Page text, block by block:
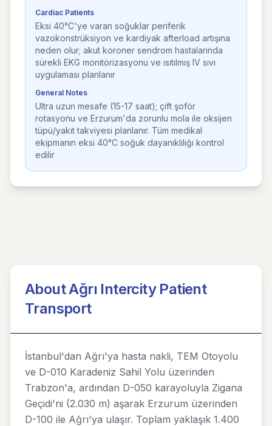
Cardiac Patients
Eksi 40°C'ye varan soğuklar periferik
vazokonstrüksiyon ve kardiyak afterload artışına
neden olur; akut koroner sendrom hastalarında
sürekli EKG monitörizasyonu ve ısıtılmış IV sıvı
uygulaması planlanır
General Notes
Ultra uzun mesafe (15-17 saat); çift şoför
rotasyonu ve Erzurum'da zorunlu mola ile oksijen
tüpü/yakıt takviyesi planlanır. Tüm medikal
ekipmanın eksi 40°C soğuk dayanıklılığı kontrol
edilir
About Ağrı Intercity Patient
Transport
İstanbul'dan Ağrı'ya hasta nakli, TEM Otoyolu
ve D-010 Karadeniz Sahil Yolu üzerinden
Trabzon'a, ardından D-050 karayoluyla Zigana
Geçidi'ni (2.030 m) aşarak Erzurum üzerinden
D-100 ile Ağrı'ya ulaşır. Toplam yaklaşık 1.400